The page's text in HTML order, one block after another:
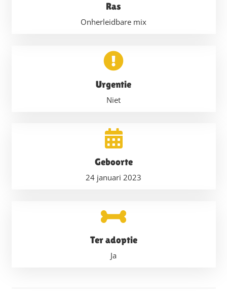
Ras
Onherleidbare mix
Urgentie
Niet
Geboorte
24 januari 2023
Ter adoptie
Ja